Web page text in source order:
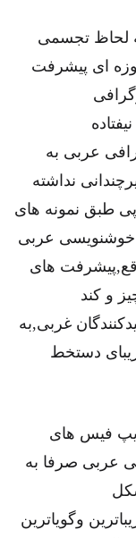
لحاظ تجسمی
ای پیشرفت
عربی به
نداشته
طبق نمونه های
خوشنویسی عربی
های
و کند
غربی,به
دستخط
فیس های
عربی صرفا به
وگویاترین